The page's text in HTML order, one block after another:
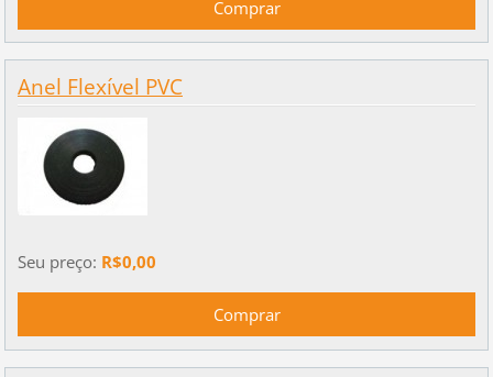
Anel Flexível PVC
Seu preço: R$0,00